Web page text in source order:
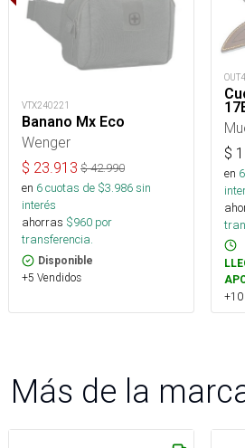
VTX240221
Banano Mx Eco
Wenger
$ 23.913 $42.990
en 6cuotas de $3.986sin
interés
ahorras $960 por
transferencia.
Disponible
+5 Vendidos
$
en 6
+10
Más de la